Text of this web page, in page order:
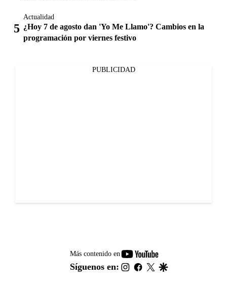
Actualidad
¿Hoy 7 de agosto dan 'Yo Me Llamo'? Cambios en la
programación por viernes festivo
PUBLICIDAD
Más contenido en
youtube-
footer
Síguenos en: instagram
facebook
twitter